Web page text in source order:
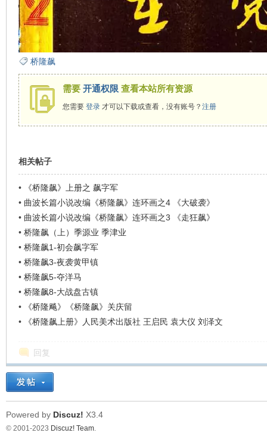
桥隆飙
需要 开通权限 查看本站所有资源
您需要 登录才可以下载或查看，没有账号？ 注册
相关帖子
•
《桥隆飙》上册之 飙字军
• 曲波长篇小说改编《桥隆飙》连环画之4 《大破袭》
• 曲波长篇小说改编《桥隆飙》连环画之3 《走狂飙》
• 桥隆飙（上）季源业 季津业
• 桥隆飙1-初会飙字军
• 桥隆飙3-夜袭黄甲镇
• 桥隆飙5-夺洋马
• 桥隆飙8-大战盘古镇
•
《桥隆飚》《桥隆飙》关庆留
•
《桥隆飙上册》人民美术出版社 王启民 袁大仪 刘泽文
回复
Powered by Discuz! X3.4
© 2001-2023 Discuz! Team.